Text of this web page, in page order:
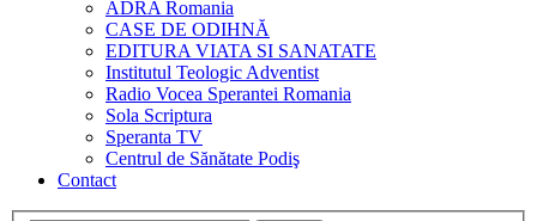
ADRA Romania
CASE DE ODIHNĂ
EDITURA VIATA SI SANATATE
Institutul Teologic Adventist
Radio Vocea Sperantei Romania
Sola Scriptura
Speranta TV
Centrul de Sănătate Podiş
Contact